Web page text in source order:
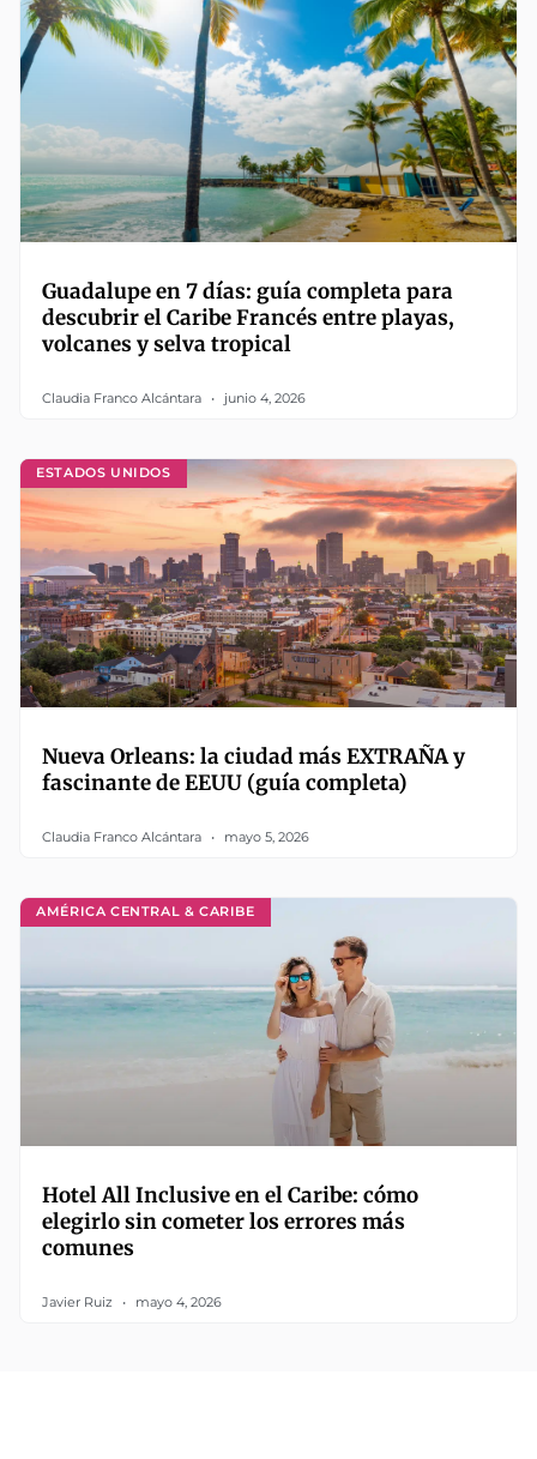
Guadalupe en 7 días: guía completa para
descubrir el Caribe Francés entre playas,
volcanes y selva tropical
Claudia Franco Alcántara junio 4, 2026
ESTADOS UNIDOS
Nueva Orleans: la ciudad más EXTRAÑA y
fascinante de EEUU (guía completa)
Claudia Franco Alcántara mayo 5, 2026
AMÉRICA CENTRAL & CARIBE
Hotel All Inclusive en el Caribe: cómo
elegirlo sin cometer los errores más
comunes
Javier Ruiz mayo 4, 2026